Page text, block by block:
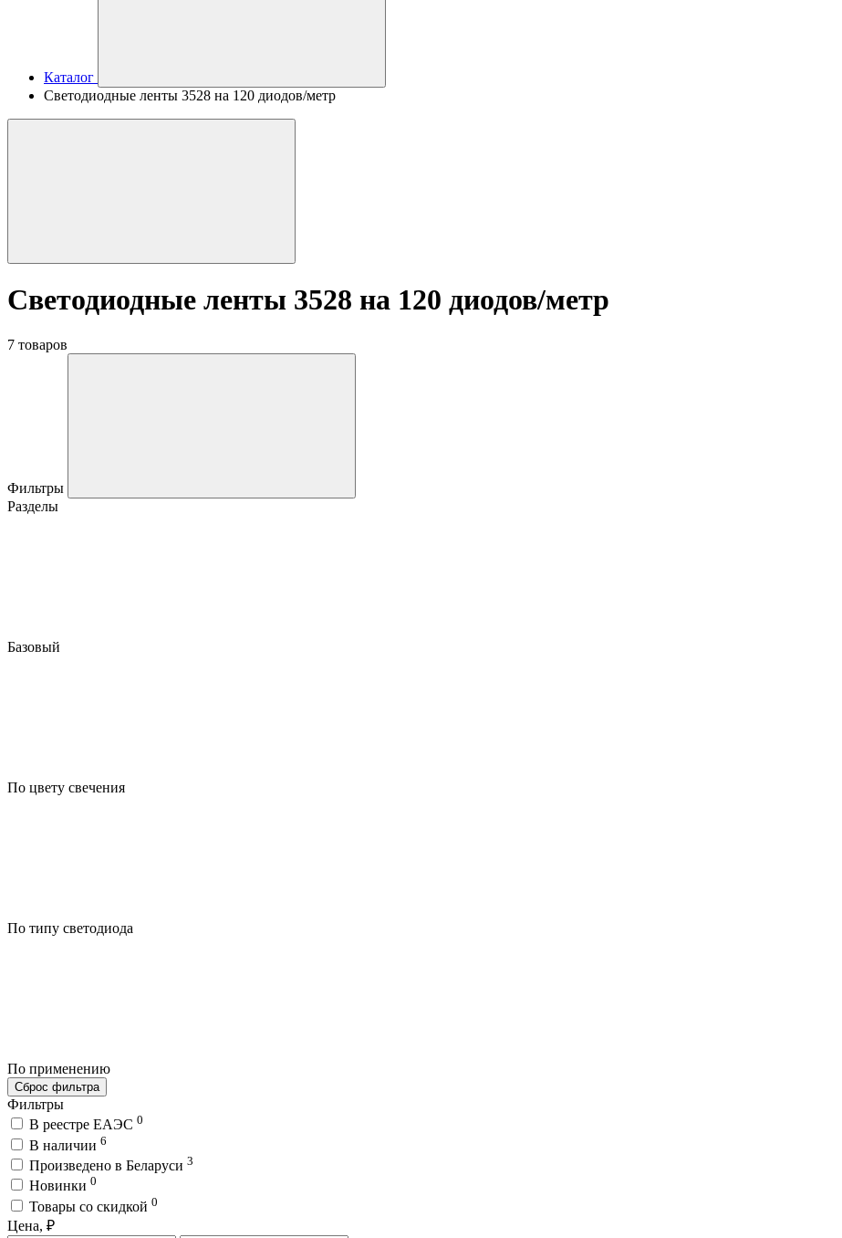
Каталог
Светодиодные ленты 3528 на 120 диодов/метр
Светодиодные ленты 3528 на 120 диодов/метр
7 товаров
Фильтры
Разделы
Базовый
По цвету свечения
По типу светодиода
По применению
Сброс фильтра
Фильтры
В реестре ЕАЭС 0
В наличии 6
Произведено в Беларуси 3
Новинки 0
Товары со скидкой 0
Цена, ₽